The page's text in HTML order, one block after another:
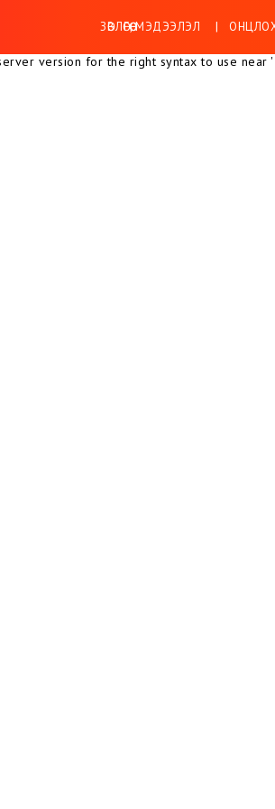
ЗӨВЛӨГӨӨ, МЭДЭЭЛЭЛ
version for the right syntax to use near